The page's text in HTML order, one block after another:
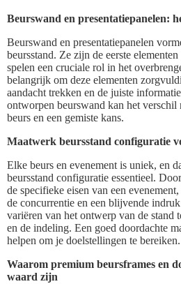
Beurswand en presentatiepanelen:
Beurswand en presentatiepanelen
beursstand. Ze zijn de eerste
spelen een cruciale rol in het
belangrijk om deze elementen
aandacht trekken en de juiste
ontworpen beurswand kan het verschil
beurs en een gemiste kans.
Maatwerk beursstand configuratie
Elke beurs en evenement is uniek, en
beursstand configuratie essentieel.
de specifieke eisen van een
de concurrentie en een blijvende
variëren van het ontwerp van de stand
en de indeling. Een goed doordachte
helpen om je doelstellingen te bereiken.
Waarom premium beursframes en
waard zijn